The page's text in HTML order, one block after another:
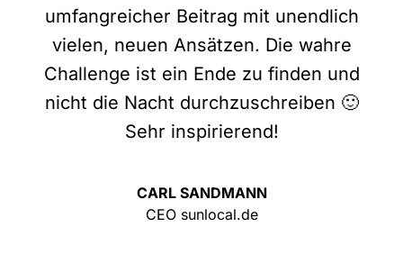
umfangreicher Beitrag mit unendlich
vielen, neuen Ansätzen. Die wahre
Challenge ist ein Ende zu finden und
nicht die Nacht durchzuschreiben 🙂
Sehr inspirierend!
CARL SANDMANN
CEO sunlocal.de